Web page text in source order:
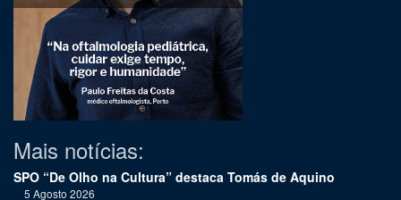
Mais notícias:
SPO “De Olho na Cultura” destaca Tomás de Aquino
5 Agosto 2026